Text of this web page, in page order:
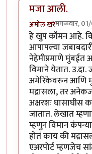
मजा आली.
अमोल खरेमंगळवार,
हे खुप कॉमन आहे.
आपापल्या
नेहेमीप्रमाणे मुंबईत
विमाने येतात.
अमेरिकेवरुन आणि
मद्रासला, तर
अक्षरशः घासाघीस
जातात. लेखात
म्हणुन विमान
होतं काय की
एअरपोर्ट म्हणजेच